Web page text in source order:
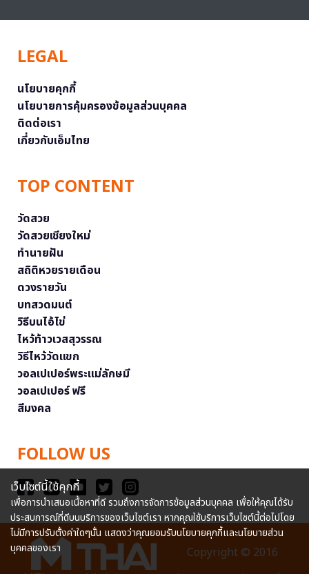
LEGAL
นโยบายคุกกี้
นโยบายการคุ้มครองข้อมูลส่วนบุคคล
ติดต่อเรา
เกี่ยวกับเอ็มไทย
TOP CONTENT
วัดสวย
วัดสวยเชียงใหม่
ทำนายฝัน
สถิติหวยรายเดือน
ดวงรายวัน
บทสวดมนต์
วิธีบนไอ้ไข่
ไหว้ท้าวเวสสุวรรณ
วิธีไหว้วัดแขก
วอลเปเปอร์พระแม่ลักษมี
วอลเปเปอร์ ฟรี
สีมงคล
FOLLOW US
Copyright © 2016
เว็บไซต์นี้ใช้คุกกี้
เพื่อการนำเสนอเนื้อหาที่ดี รวมถึงการจัดการข้อมูลส่วนบุคคล เพื่อให้คุณได้รับ
ประสบการณ์ที่ดีบนบริการของเว็บไซต์เรา หากคุณใช้บริการเว็บไซต์นี้ต่อไปโดย
ไม่มีการปรับตั้งค่าใดๆนั้น แสดงว่าคุณยอมรับนโยบายคุกกี้และนโยบายส่วน
บุคคลของเรา